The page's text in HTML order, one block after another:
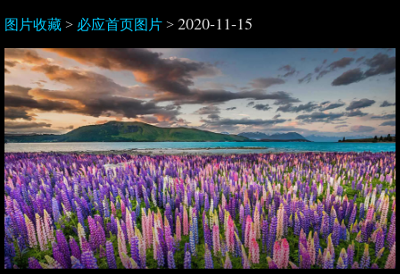
图片收藏 > 必应首页图片 > 2020-11-15